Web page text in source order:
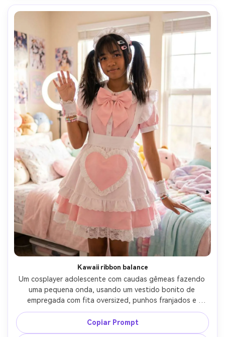
Kawaii ribbon balance
Um cosplayer adolescente com caudas gêmeas fazendo
uma pequena onda, usando um vestido bonito de
empregada com fita oversized, punhos franjados e
avental em forma de coração, mostrar emparelhamento
de tom de pele contra o tom de pele com sotaques
pastel que não o lavam, em uma configuração de quarto
Copiar Prompt